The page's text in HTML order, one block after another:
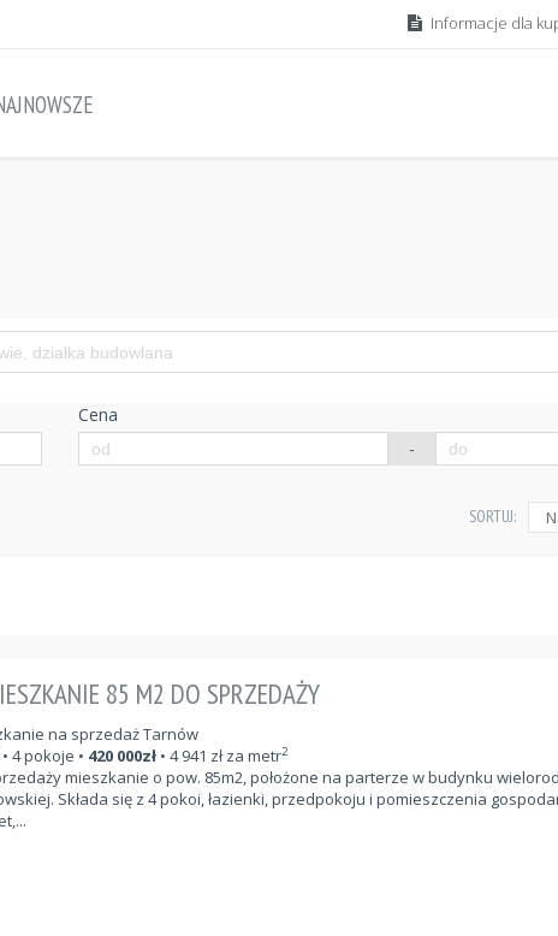
Informacje dla
Cena
-
SORTUJ:
85 M2 DO SPRZEDAŻY
na sprzedaż Tarnów
4 pokoje • 420 000zł• 4 941 zł za metr2
mieszkanie o pow. 85m2, położone na parterze w budynku
Składa się z 4 pokoi, łazienki, przedpokoju i pomieszczenia